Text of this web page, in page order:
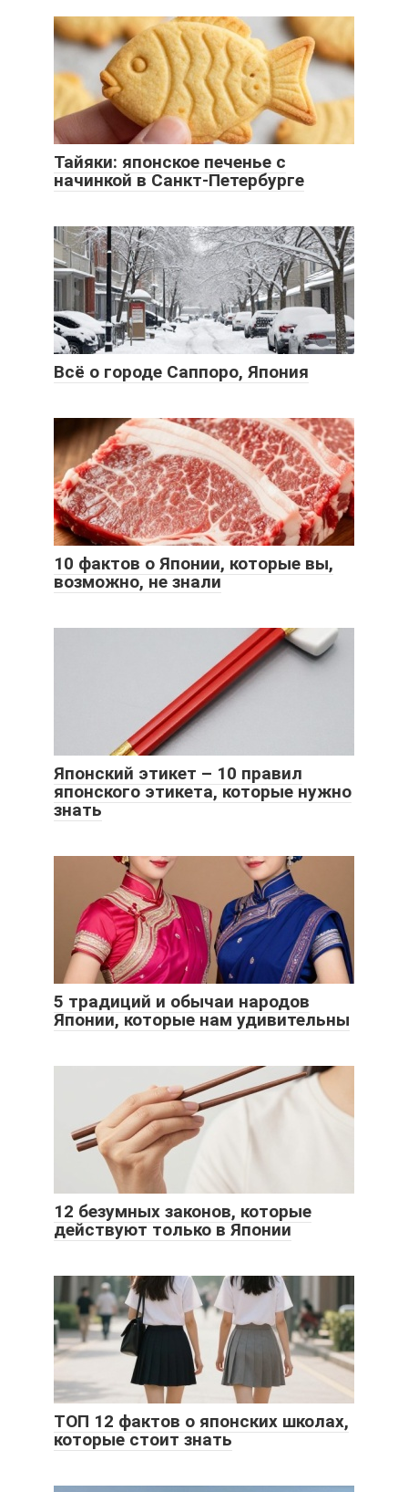
Тайяки: японское печенье с
начинкой в Санкт-Петербурге
Всё о городе Саппоро, Япония
10 фактов о Японии, которые вы,
возможно, не знали
Японский этикет – 10 правил
японского этикета, которые нужно
знать
5 традиций и обычаи народов
Японии, которые нам удивительны
12 безумных законов, которые
действуют только в Японии
ТОП 12 фактов о японских школах,
которые стоит знать